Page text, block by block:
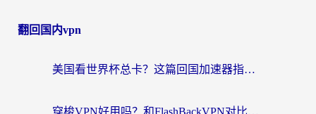
翻回国内vpn
美国看世界杯总卡？这篇回国加速器指南帮你无缝刷国内资源（附苹果手机VPN设置步骤）